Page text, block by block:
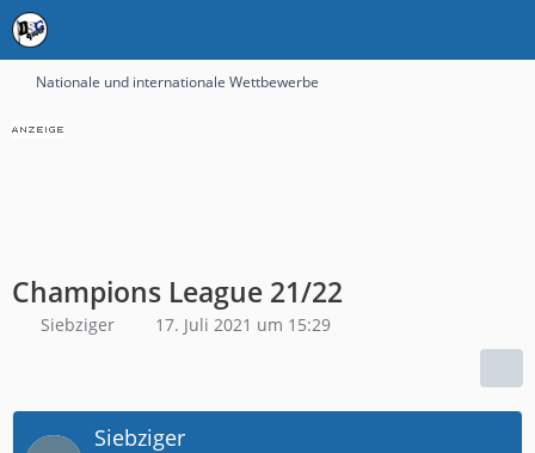
Nationale und internationale Wettbewerbe
Champions League 21/22
Siebziger 17. Juli 2021 um 15:29
Siebziger